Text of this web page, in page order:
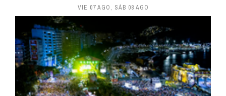
VIE 07 AGO, SÁB 08 AGO